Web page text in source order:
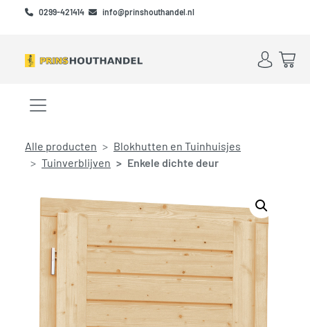
Skip to main content
Skip to footer
0299-421414 info@prinshouthandel.nl
Account
Menu openen/sluiten
Alle producten
Blokhutten en Tuinhuisjes
Tuinverblijven
Enkele dichte deur